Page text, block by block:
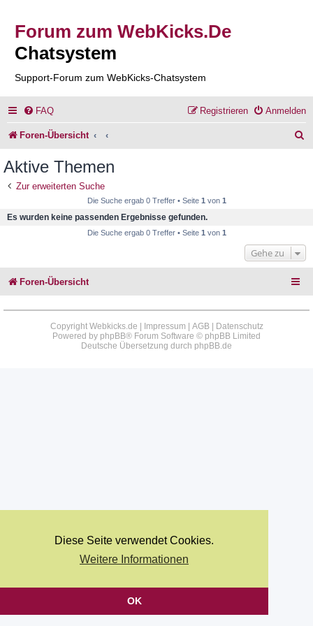
Diese Seite verwendet Cookies.
Weitere Informationen
OK
Forum zum WebKicks.De
Chatsystem
Support-Forum zum WebKicks-Chatsystem
FAQ Anmelden
Registrieren
Foren-Übersicht
Aktive Themen
Zur erweiterten Suche
Die Suche ergab 0 Treffer • Seite 1 von 1
Es wurden keine passenden Ergebnisse gefunden.
Die Suche ergab 0 Treffer • Seite 1 von 1
Gehe zu
Foren-Übersicht
Copyright Webkicks.de | Impressum AGB|
Datenschutz
Powered by phpBB® Forum Software © phpBB Limited
Deutsche Übersetzung durch phpBB.de